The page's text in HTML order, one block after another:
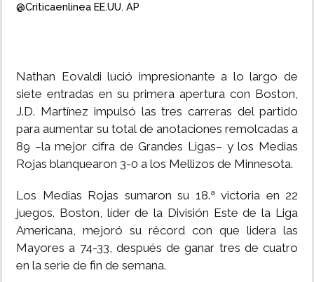
IMPRESO
@Criticaenlinea EE.UU. AP
Nathan Eovaldi lució impresionante a lo largo de
siete entradas en su primera apertura con Boston,
J.D. Martínez impulsó las tres carreras del partido
para aumentar su total de anotaciones remolcadas a
89 –la mejor cifra de Grandes Ligas– y los Medias
Rojas blanquearon 3-0 a los Mellizos de Minnesota.
Los Medias Rojas sumaron su 18.ª victoria en 22
juegos. Boston, líder de la División Este de la Liga
Americana, mejoró su récord con que lidera las
Mayores a 74-33, después de ganar tres de cuatro
en la serie de fin de semana.